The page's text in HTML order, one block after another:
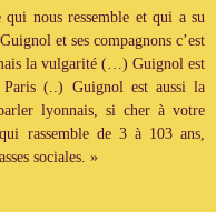
nous ressemble et qui a su
et ses compagnons c’est
la vulgarité (…) Guignol est
Paris (..) Guignol est aussi la
lyonnais, si cher à votre
rassemble de 3 à 103 ans,
sociales. »